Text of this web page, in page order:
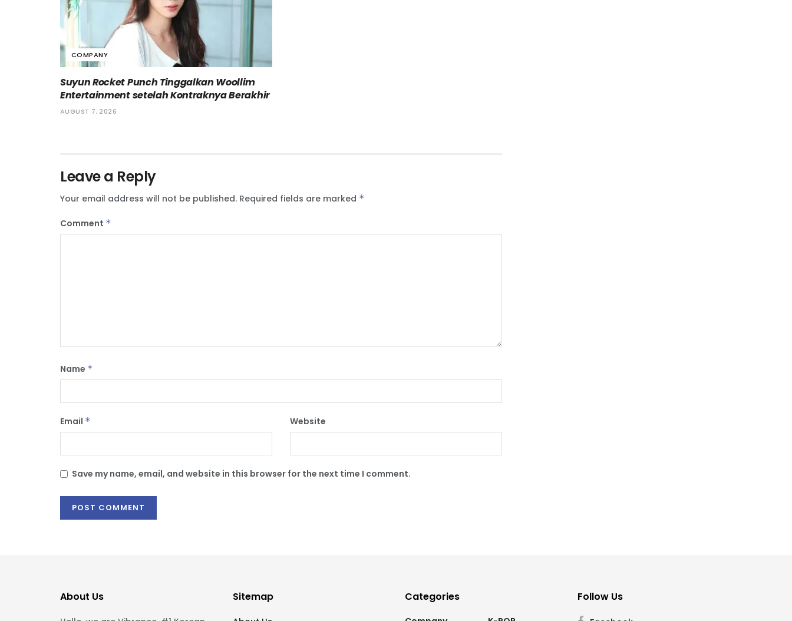
COMPANY
Suyun Rocket Punch Tinggalkan Woollim
Entertainment setelah Kontraknya Berakhir
AUGUST 7, 2026
Leave a Reply
Your email address will not be published. Required fields are marked *
Comment *
Name *
Email * Website
Save my name, email, and website in this browser for the next time I comment.
About Us Sitemap Categories Follow Us